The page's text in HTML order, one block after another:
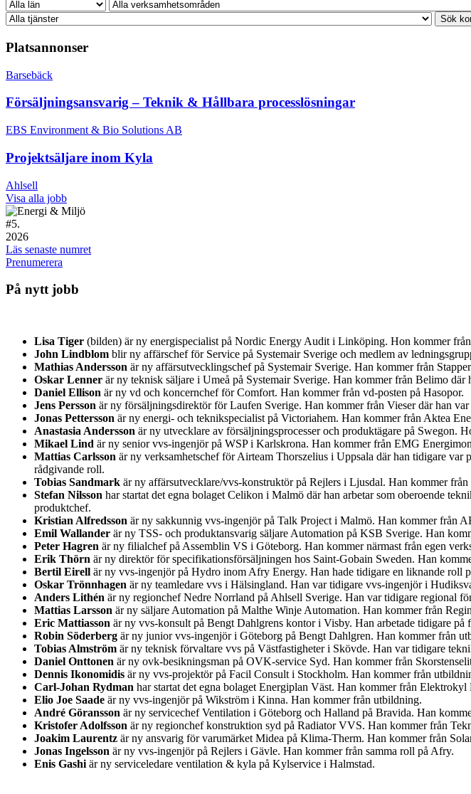
Platsannonser
Barsebäck
Försäljningsansvarig – Teknik & Hållbara processlösningar
EBS Environment & Bio Solutions AB
Projektsäljare inom Kyla
Ahlsell
Visa alla jobb
#5.
2026
Läs senaste numret
Prenumerera
På nytt jobb
Lisa Tiger (bilden) är ny energispecialist på Nordic Energy Audit i Linköping. Hon kommer
John Lindblom blir ny affärschef för Service på Systemair Sverige och medlem av
Mathias Andersson är ny affärsutvecklingschef på Systemair Sverige. Han kommer från
Oskar Lenner är ny teknisk säljare i Umeå på Systemair Sverige. Han kommer från Belimo
Daniel Ellison är ny vd och koncernchef för Comfort. Han kommer från vd-posten på Hasopor.
Jens Persson är ny försäljningsdirektör för Laufen Sverige. Han kommer från Vieser där han
Jonas Pettersson är ny energi- och teknikspecialist på Victoriahem. Han kommer från Aktea
Anastasia Andersson är ny utvecklare av försäljningsprocesser och produktägare på Swegon.
Mikael Lind är ny senior vvs-ingenjör på WSP i Karlskrona. Han kommer från EMG
Mattias Carlsson är ny verksamhetschef för Airteam Thorszelius i Uppsala där han tidigare
rådgivande roll.
Tobias Sandmark är ny affärsutvecklare/vvs-konstruktör på Rejlers i Ljusdal. Han kommer
Stefan Nilsson har startat det egna bolaget Celikon i Malmö där han arbetar som oberoende
produktchef.
Kristian Alfredsson är ny sakkunnig vvs-ingenjör på Talk Project i Malmö. Han kommer från
Emil Wallander är ny TSS- och produktansvarig säljare Automation på KSB Sverige. Han
Peter Hagren är ny filialchef på Assemblin VS i Göteborg. Han kommer närmast från egen
Erik Thörn är ny direktör för specifikationsförsäljningen hos Saint-Gobain Sweden. Han
Bertil Eirell är ny vvs-ingenjör på Hydro inom Afry Energy. Han hade tidigare en liknande roll
Oskar Trönnhagen är ny teamledare vvs i Hälsingland. Han var tidigare vvs-ingenjör i
Anders Lithén är ny regionchef Nedre Norrland på Ahlsell Sverige. Han var tidigare regional
Mattias Larsson är ny säljare Automation på Malthe Winje Automation. Han kommer från
Eric Mattiasson är ny vvs-konsult på Bengt Dahlgrens kontor i Visby. Han arbetade tidigare på
Robin Söderberg är ny junior vvs-ingenjör i Göteborg på Bengt Dahlgren. Han kommer från
Tobias Almström är ny teknisk förvaltare vvs på Västfastigheter i Skövde. Han var tidigare
Daniel Onttonen är ny ovk-besikningsman på OVK-service Syd. Han kommer från
Dennis Ikonomidis är ny vvs-projektör på Facil Consult i Stockholm. Han kommer från
Carl-Johan Rydman har startat det egna bolaget Energiplan Väst. Han kommer från
Elio Joe Saade är ny vvs-ingenjör på Wikström i Kinna. Han kommer från utbildning.
André Göransson är ny servicechef Ventilation i Göteborg och Halland på Bravida. Han
Kristofer Adolfsson är ny regionchef konstruktion syd på Radiator VVS. Han kommer från
Joakim Laurentz är ny ansvarig för varumärket Midea på Klima-Therm. Han kommer från
Jonas Ingelsson är ny vvs-ingenjör på Rejlers i Gävle. Han kommer från samma roll på Afry.
Enis Gashi är ny serviceledare ventilation & kyla på Kylservice i Halmstad.